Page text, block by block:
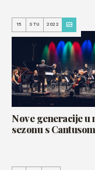
15 STU 2022
Nove generacije u
sezonu s Cantusom